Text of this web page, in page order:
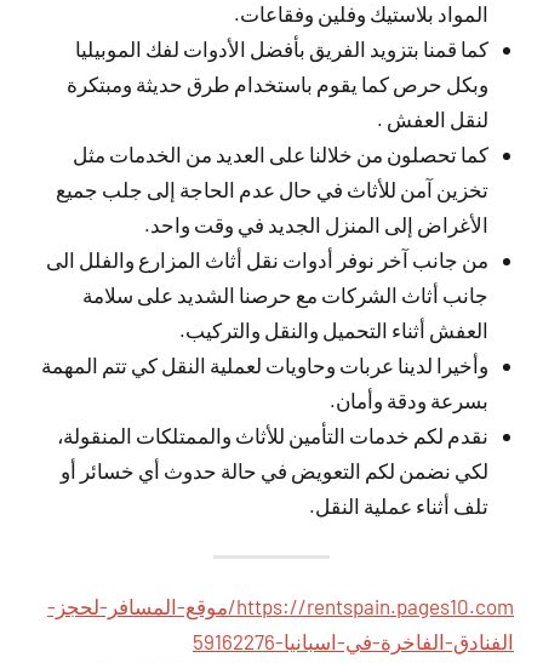
المواد بلاستيك وفلين وفقاعات.
كما قمنا بتزويد الفريق بأفضل الأدوات لفك الموبيليا
وبكل حرص كما يقوم باستخدام طرق حديثة ومبتكرة
لنقل العفش .
كما تحصلون من خلالنا على العديد من الخدمات مثل
تخزين آمن للأثاث في حال عدم الحاجة إلى جلب جميع
الأغراض إلى المنزل الجديد في وقت واحد.
من جانب آخر نوفر أدوات نقل أثاث المزارع والفلل الى
جانب أثاث الشركات مع حرصنا الشديد على سلامة
العفش أثناء التحميل والنقل والتركيب.
وأخيرا لدينا عربات وحاويات لعملية النقل كي تتم المهمة
بسرعة ودقة وأمان.
نقدم لكم خدمات التأمين للأثاث والممتلكات المنقولة،
لكي نضمن لكم التعويض في حالة حدوث أي خسائر أو
تلف أثناء عملية النقل.
https://rentspain.pages10.com/موقع-المسافر-لحجز-
الفنادق-الفاخرة-في-اسبانيا-59162276